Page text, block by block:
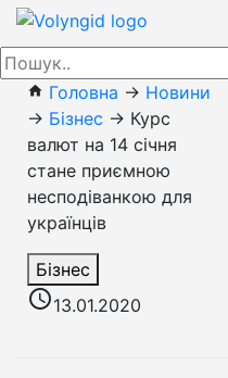
home Головна → Новини
→ Бізнес → Курс
валют на 14 січня
стане приємною
несподіванкою для
українців
Бізнес
access_time13.01.2020